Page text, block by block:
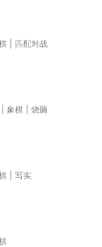
匹配对战
象棋
烧脑
写实